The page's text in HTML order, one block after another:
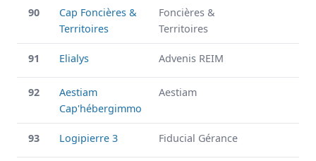
90
Cap Foncières &
Territoires
Foncières &
Territoires
91 Elialys Advenis REIM
92
Aestiam
Cap'hébergimmo
Aestiam
93 Logipierre 3 Fiducial Gérance